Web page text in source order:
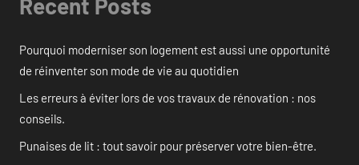
Pourquoi moderniser son logement est aussi une opportunité
de réinventer son mode de vie au quotidien
Les erreurs à éviter lors de vos travaux de rénovation : nos
conseils.
Punaises de lit : tout savoir pour préserver votre bien-être.